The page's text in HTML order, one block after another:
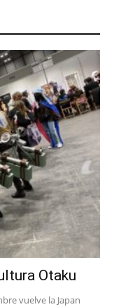
Otaku
vuelve la Japan